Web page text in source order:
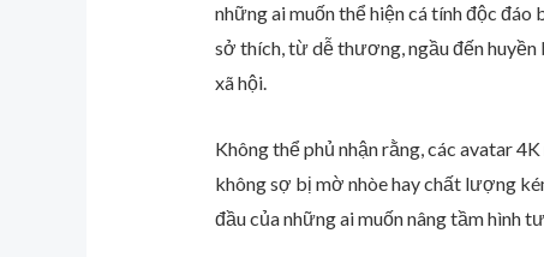
những ai muốn thể hiện cá tính độc đáo
sở thích, từ dễ thương, ngầu đến
xã hội.
Không thể phủ nhận rằng, các avatar
không sợ bị mờ nhòe hay chất lượng
đầu của những ai muốn nâng tầm hình